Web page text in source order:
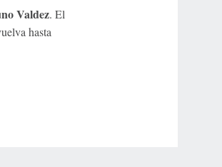
Valdez. El
hasta